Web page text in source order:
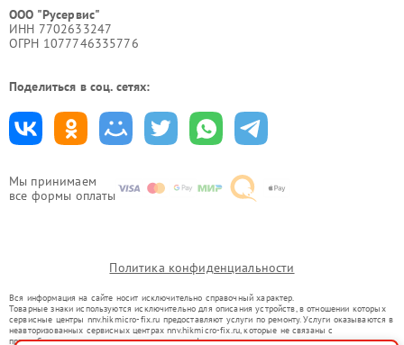
Мы принимаем
все формы оплаты
ООО "Русервис"
ИНН 7702633247
ОГРН 1077746335776
Поделиться в соц. сетях:
Политика конфиденциальности
Вся информация на сайте носит исключительно справочный характер.
Товарные знаки используются исключительно для описания устройств, в отношении которых
сервисные центры nnv.hikmicro-fix.ru предоставляют услуги по ремонту. Услуги оказываются в
неавторизованных сервисных центрах nnv.hikmicro-fix.ru, которые не связаны с
правообладателями товарных знаков или их официальными представителями.